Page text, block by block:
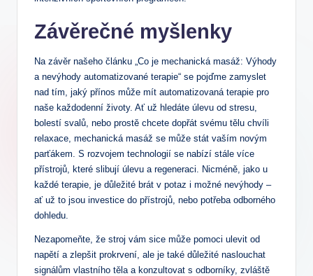
Závěrečné myšlenky
Na ​závěr​ našeho článku „Co je mechanická masáž: Výhody
a nevýhody automatizované terapie“‌ se pojďme zamyslet
⁤nad tím, jaký přínos ‍může mít automatizovaná terapie pro⁢
naše každodenní životy. Ať už hledáte úlevu od ⁣stresu,‍
bolestí svalů, nebo⁣ prostě chcete dopřát ⁣svému tělu chvíli
relaxace, mechanická‌ masáž se může ​stát vaším ​novým
⁣parťákem.⁢ S rozvojem technologií se nabízí stále více
přístrojů, které slibují úlevu a regeneraci.‌ Nicméně, ⁤jako u
‌každé⁤ terapie, je důležité brát v potaz i možné nevýhody –‍
ať⁢ už to jsou investice ‌do přístrojů, nebo potřeba odborného
‍dohledu.‍
Nezapomeňte, že stroj vám sice může pomoci ulevit od
napětí ⁢a zlepšit prokrvení, ale je také⁢ důležité naslouchat
‌signálům vlastního ⁣těla⁤ a konzultovat s odborníky, zvláště⁤